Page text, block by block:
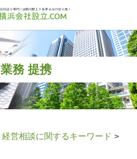
業務 提携
経営相談に関するキーワード >